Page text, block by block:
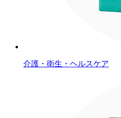
介護・衛生・ヘルスケア